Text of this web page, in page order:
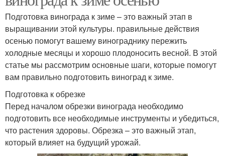
Подготовка винограда к зиме – это важный этап в
выращивании этой культуры. правильные действия
осенью помогут вашему винограднику пережить
холодные месяцы и хорошо плодоносить весной. В этой
статье мы рассмотрим основные шаги, которые помогут
вам правильно подготовить виноград к зиме.
Подготовка к обрезке
Перед началом обрезки винограда необходимо
подготовить все необходимые инструменты и убедиться,
что растения здоровы. Обрезка – это важный этап,
который влияет на будущий урожай.